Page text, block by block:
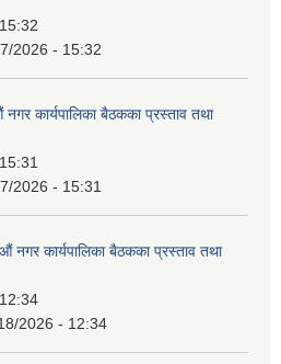
2026 - 15:32
कार्यपालिका बैठकका प्रस्ताव तथा
2026 - 15:31
कार्यपालिका बैठकका प्रस्ताव तथा
2026 - 12:34